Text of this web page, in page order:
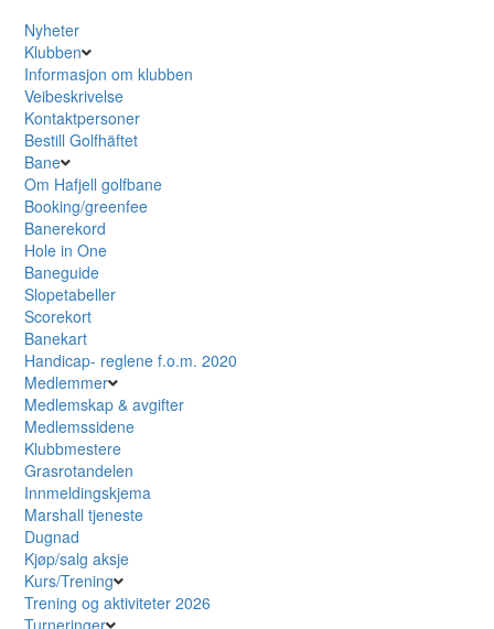
Nyheter
Klubben
Informasjon om klubben
Veibeskrivelse
Kontaktpersoner
Bestill Golfhäftet
Bane
Om Hafjell golfbane
Booking/greenfee
Banerekord
Hole in One
Baneguide
Slopetabeller
Scorekort
Banekart
Handicap- reglene f.o.m. 2020
Medlemmer
Medlemskap & avgifter
Medlemssidene
Klubbmestere
Grasrotandelen
Innmeldingskjema
Marshall tjeneste
Dugnad
Kjøp/salg aksje
Kurs/Trening
Trening og aktiviteter 2026
Turneringer